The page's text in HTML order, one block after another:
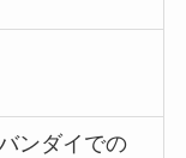
ンダイでの